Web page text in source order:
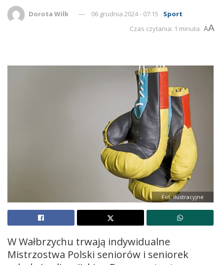
Dorota Wilk 06 grudnia 2024 - 07:15
Sport
Czas czytania: 1 minuta AA
Fot. ilustracyjne
W Wałbrzychu trwają indywidualne
Mistrzostwa Polski seniorów i seniorek